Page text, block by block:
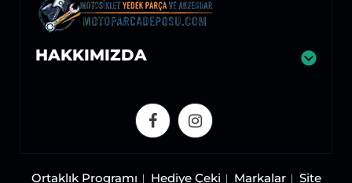
HAKKIMIZDA
Ortaklık Programı Hediye Çeki Markalar Site